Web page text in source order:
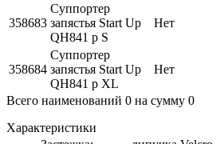
358683
Суппортер
запястья Start Up
QH841 р S
Нет
358684
Суппортер
запястья Start Up
QH841 р XL
Нет
Всего наименований 0 на сумму 0
Характеристики